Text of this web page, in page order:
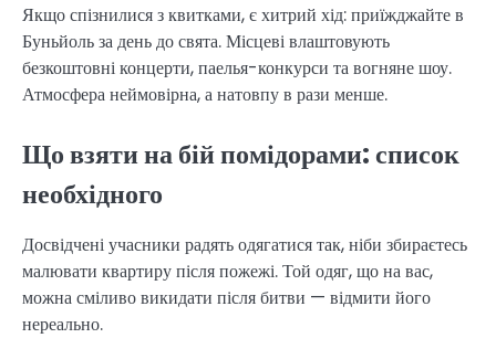
Якщо спізнилися з квитками, є хитрий хід: приїжджайте в
Буньйоль за день до свята. Місцеві влаштовують
безкоштовні концерти, паелья-конкурси та вогняне шоу.
Атмосфера неймовірна, а натовпу в рази менше.
Що взяти на бій помідорами: список
необхідного
Досвідчені учасники радять одягатися так, ніби збираєтесь
малювати квартиру після пожежі. Той одяг, що на вас,
можна сміливо викидати після битви — відмити його
нереально.